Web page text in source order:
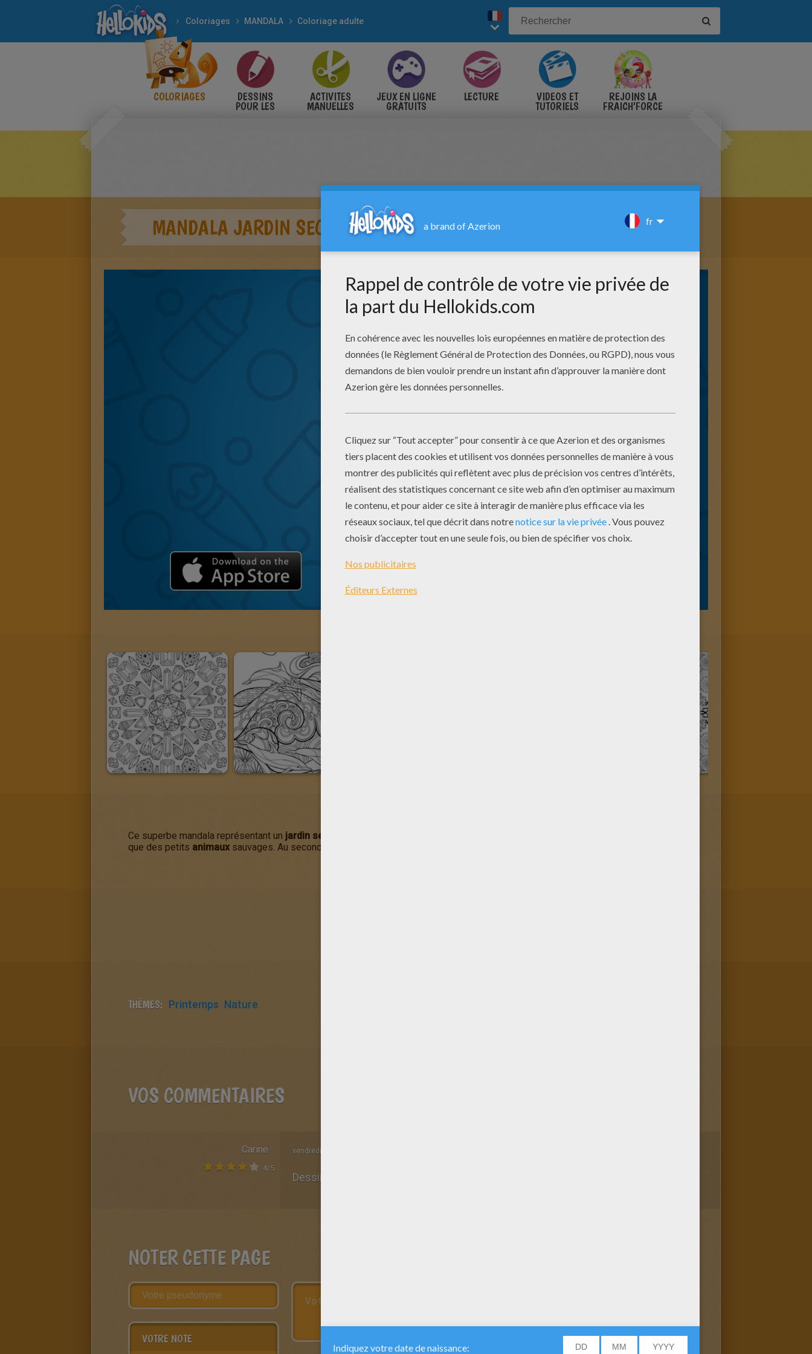
Coloriages MANDALA Coloriage adulte
COLORIAGES DESSINS
POUR LES
ACTIVITES
MANUELLES
JEUX EN LIGNE
GRATUITS
LECTURE VIDÉOS ET
TUTORIELS
REJOINS LA
FRAICH'FORCE
MANDALA JARDIN SECRET
Ce superbe mandala représentant un jardin secret
que des petits animauxsauvages. Au second plan la théière et les tasses donnent une touche relaxante à l'ensemble.
THÈMES: Printemps Nature
VOS COMMENTAIRES
Carine
4/5
vendredi 31 Mars 2017 à 19h25
Dessinateur
NOTER CETTE PAGE
VOTRE NOTE